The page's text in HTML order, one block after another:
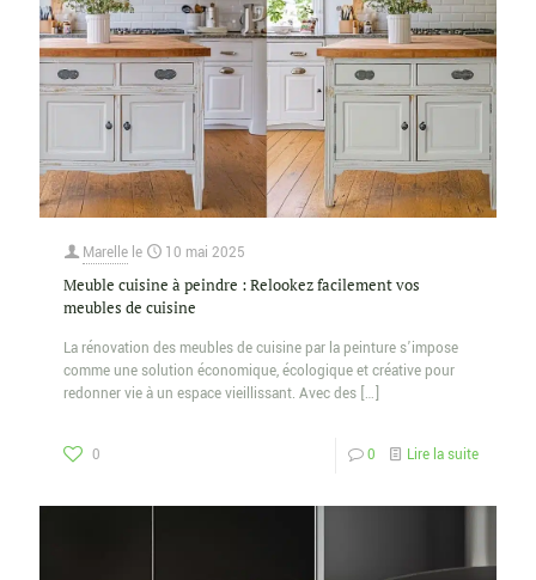
Marelle le 10 mai 2025
Meuble cuisine à peindre : Relookez facilement vos
meubles de cuisine
La rénovation des meubles de cuisine par la peinture s’impose
comme une solution économique, écologique et créative pour
redonner vie à un espace vieillissant. Avec des […]
0 0 Lire la suite